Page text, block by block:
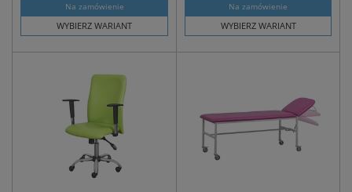
Na zamówienie
WYBIERZ WARIANT
Na zamówienie
WYBIERZ WARIANT